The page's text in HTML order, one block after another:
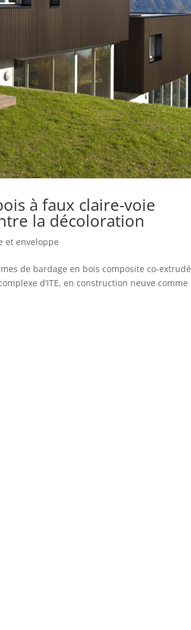
à faux claire-voie
la décoloration
et enveloppe
de bardage en bois composite co-extrudé
d’ITE, en construction neuve comme